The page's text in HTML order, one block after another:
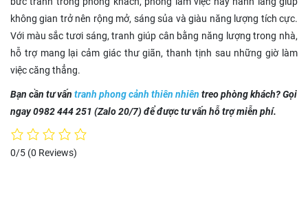
không gian trở nên rộng mở, sáng sủa và giàu năng lượng tích cực.
Với màu sắc tươi sáng, tranh giúp cân bằng năng lượng trong nhà,
hỗ trợ mang lại cảm giác thư giãn, thanh tịnh sau những giờ làm
việc căng thẳng.
Bạn cần tư vấn tranh phong cảnh thiên nhiên treo phòng khách? Gọi
ngay 0982 444 251 (Zalo 20/7) để được tư vấn hỗ trợ miễn phí.
0/5 (0 Reviews)